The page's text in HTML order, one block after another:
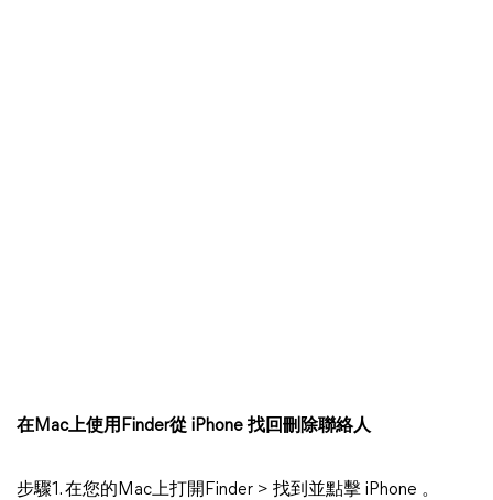
在Mac上使用Finder從 iPhone 找回刪除聯絡人
步驟1. 在您的Mac上打開Finder > 找到並點擊 iPhone 。